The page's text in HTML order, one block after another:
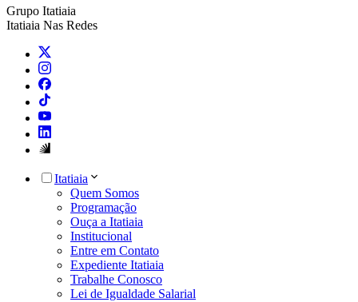
Grupo Itatiaia
Itatiaia Nas Redes
Itatiaia
Quem Somos
Programação
Ouça a Itatiaia
Institucional
Entre em Contato
Expediente Itatiaia
Trabalhe Conosco
Lei de Igualdade Salarial